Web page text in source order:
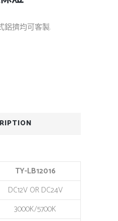
鋁擠均可客製.
TY-LB12016
DC12V OR DC24V
3000K/5700K